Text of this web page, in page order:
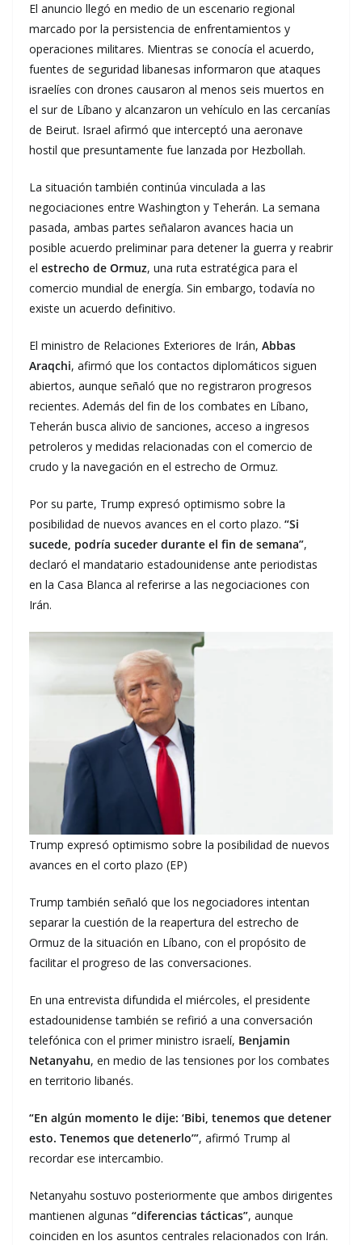
El anuncio llegó en medio de un escenario regional
marcado por la persistencia de enfrentamientos y
operaciones militares. Mientras se conocía el acuerdo,
fuentes de seguridad libanesas informaron que ataques
israelíes con drones causaron al menos seis muertos en
el sur de Líbano y alcanzaron un vehículo en las cercanías
de Beirut. Israel afirmó que interceptó una aeronave
hostil que presuntamente fue lanzada por Hezbollah.
La situación también continúa vinculada a las
negociaciones entre Washington y Teherán. La semana
pasada, ambas partes señalaron avances hacia un
posible acuerdo preliminar para detener la guerra y reabrir
el estrecho de Ormuz, una ruta estratégica para el
comercio mundial de energía. Sin embargo, todavía no
existe un acuerdo definitivo.
El ministro de Relaciones Exteriores de Irán, Abbas
Araqchi, afirmó que los contactos diplomáticos siguen
abiertos, aunque señaló que no registraron progresos
recientes. Además del fin de los combates en Líbano,
Teherán busca alivio de sanciones, acceso a ingresos
petroleros y medidas relacionadas con el comercio de
crudo y la navegación en el estrecho de Ormuz.
Por su parte, Trump expresó optimismo sobre la
posibilidad de nuevos avances en el corto plazo. “Si
sucede, podría suceder durante el fin de semana”,
declaró el mandatario estadounidense ante periodistas
en la Casa Blanca al referirse a las negociaciones con
Irán.
Trump expresó optimismo sobre la posibilidad de nuevos
avances en el corto plazo (EP)
Trump también señaló que los negociadores intentan
separar la cuestión de la reapertura del estrecho de
Ormuz de la situación en Líbano, con el propósito de
facilitar el progreso de las conversaciones.
En una entrevista difundida el miércoles, el presidente
estadounidense también se refirió a una conversación
telefónica con el primer ministro israelí, Benjamin
Netanyahu, en medio de las tensiones por los combates
en territorio libanés.
“En algún momento le dije: ‘Bibi, tenemos que detener
esto. Tenemos que detenerlo’”, afirmó Trump al
recordar ese intercambio.
Netanyahu sostuvo posteriormente que ambos dirigentes
mantienen algunas “diferencias tácticas”, aunque
coinciden en los asuntos centrales relacionados con Irán.